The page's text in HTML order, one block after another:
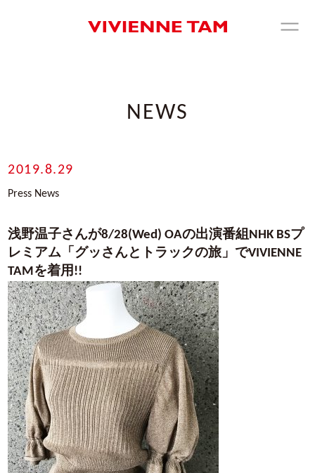
NEWS
2019.8.29
Press News
浅野温子さんが8/28(Wed) OAの出演番組NHK BSプ
レミアム「グッさんとトラックの旅」でVIVIENNE
TAMを着用!!